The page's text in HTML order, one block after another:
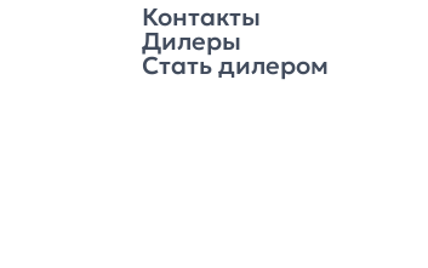
Контакты
Дилеры
Стать дилером